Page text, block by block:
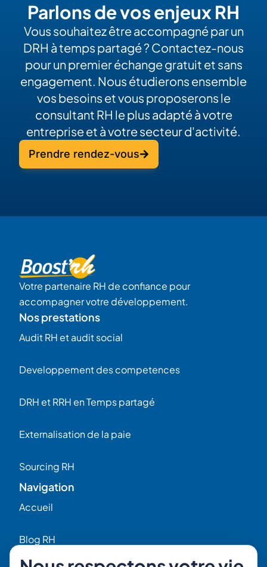
Parlons de vos enjeux RH
Vous souhaitez être accompagné par un
DRH à temps partagé ? Contactez-nous
pour un premier échange gratuit et sans
engagement. Nous étudierons ensemble
vos besoins et vous proposerons le
consultant RH le plus adapté à votre
entreprise et à votre secteur d'activité.
Prendre rendez-vous
Votre partenaire RH de confiance pour
accompagner votre développement.
Nos prestations
Audit RH et audit social
Developpement des competences
DRH et RRH en Temps partagé
Externalisation de la paie
Sourcing RH
Navigation
Accueil
Blog RH